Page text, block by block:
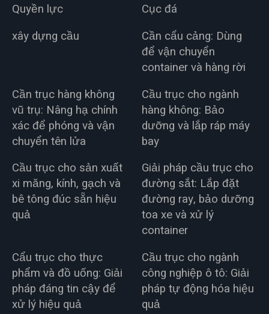
Quyền lực
Cục đá
xây dựng cầu
Cần cẩu cảng: Dùng
để vận chuyển
container và hàng rời
Cần trục hàng không
vũ trụ: Nâng hạ chính
xác để phóng và vận
chuyển tên lửa
Cầu trục cho ngành
hàng không: Bảo
dưỡng và lắp ráp máy
bay
Cầu trục cho sản xuất
xi măng, kính, gạch và
bê tông đúc sẵn hiệu
quả
Giải pháp cầu trục cho
đường sắt: Lắp đặt
đường ray, bảo dưỡng
toa xe và xử lý
container
Cẩu trục cho thực
phẩm và đồ uống: Giải
pháp đáng tin cậy để
xử lý hiệu quả
Cầu trục cho ngành
công nghiệp ô tô: Giải
pháp tự động hóa hiệu
quả